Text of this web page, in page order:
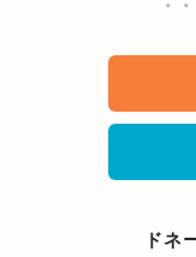
ドネ